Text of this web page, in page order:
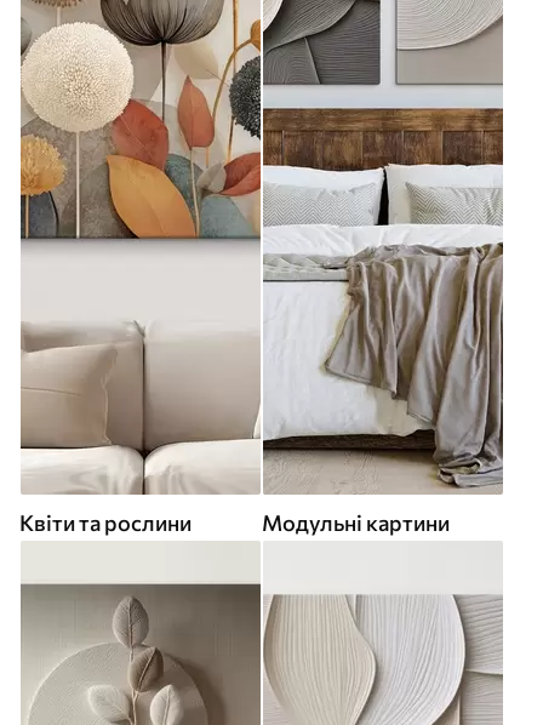
Квіти та рослини Модульні картини